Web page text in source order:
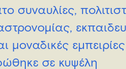
συναυλίες,
μοναδικές
σε κυψέλη